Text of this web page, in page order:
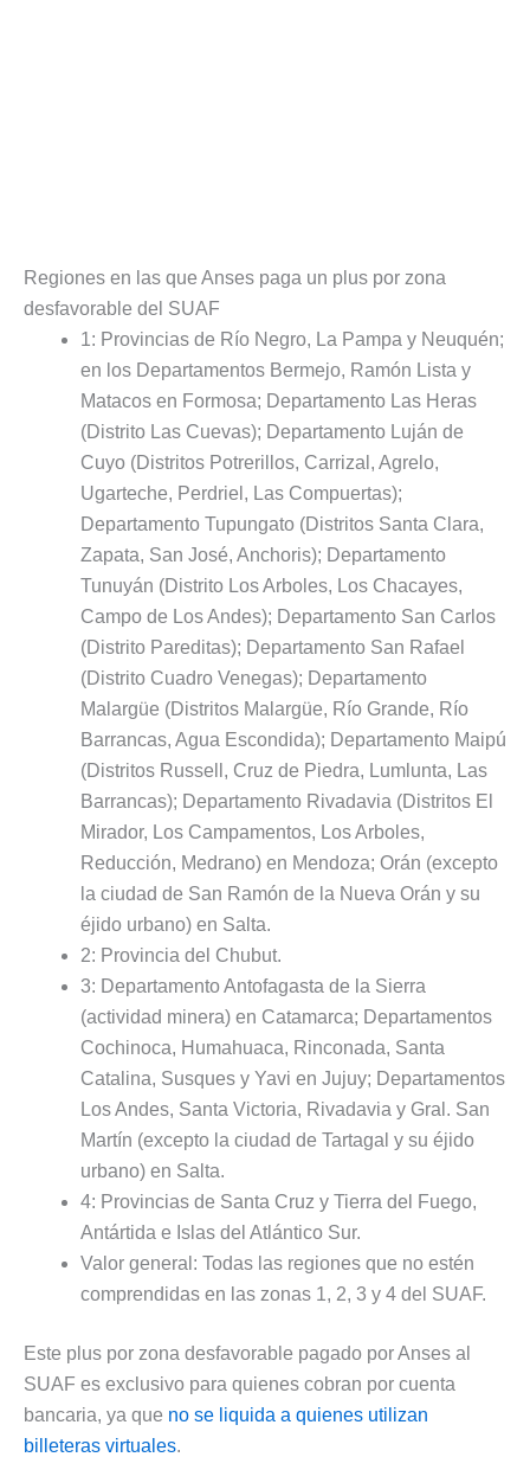
Regiones en las que Anses paga un plus por zona
desfavorable del SUAF
1: Provincias de Río Negro, La Pampa y Neuquén;
en los Departamentos Bermejo, Ramón Lista y
Matacos en Formosa; Departamento Las Heras
(Distrito Las Cuevas); Departamento Luján de
Cuyo (Distritos Potrerillos, Carrizal, Agrelo,
Ugarteche, Perdriel, Las Compuertas);
Departamento Tupungato (Distritos Santa Clara,
Zapata, San José, Anchoris); Departamento
Tunuyán (Distrito Los Arboles, Los Chacayes,
Campo de Los Andes); Departamento San Carlos
(Distrito Pareditas); Departamento San Rafael
(Distrito Cuadro Venegas); Departamento
Malargüe (Distritos Malargüe, Río Grande, Río
Barrancas, Agua Escondida); Departamento Maipú
(Distritos Russell, Cruz de Piedra, Lumlunta, Las
Barrancas); Departamento Rivadavia (Distritos El
Mirador, Los Campamentos, Los Arboles,
Reducción, Medrano) en Mendoza; Orán (excepto
la ciudad de San Ramón de la Nueva Orán y su
éjido urbano) en Salta.
2: Provincia del Chubut.
3: Departamento Antofagasta de la Sierra
(actividad minera) en Catamarca; Departamentos
Cochinoca, Humahuaca, Rinconada, Santa
Catalina, Susques y Yavi en Jujuy; Departamentos
Los Andes, Santa Victoria, Rivadavia y Gral. San
Martín (excepto la ciudad de Tartagal y su éjido
urbano) en Salta.
4: Provincias de Santa Cruz y Tierra del Fuego,
Antártida e Islas del Atlántico Sur.
Valor general: Todas las regiones que no estén
comprendidas en las zonas 1, 2, 3 y 4 del SUAF.
Este plus por zona desfavorable pagado por Anses al
SUAF es exclusivo para quienes cobran por cuenta
bancaria, ya que no se liquida a quienes utilizan
billeteras virtuales.